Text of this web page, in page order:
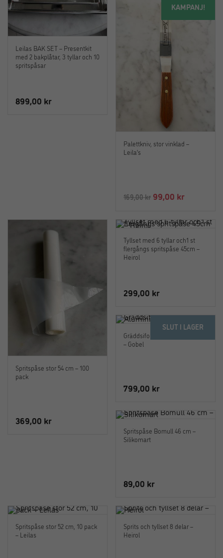
Leilas BAK SET – Presentkit
med 2 bakplåtar, 3 tyllar och 10
spritspåsar
899,00 kr
KAMPANJ!
Palettkniv, stor vinklad –
Leila’s
169,00kr Det
priset
169,00 kr.
99,00 krDet
priset
99,00 kr.
Tyllset med 6 tyllar och1 st
flergångs spritspåse 45cm –
Heirol
299,00 kr
Spritspåse stor 54 cm – 100
pack
369,00 kr
SLUT I LAGER
Gräddsifon 0,5 liter Aluminium
– Gobel
799,00 kr
Spritspåse Bomull 46 cm –
Silikomart
89,00 kr
Sprits och tyllset 8 delar –
Heirol
Spritspåse stor 52 cm, 10 pack
– Leilas